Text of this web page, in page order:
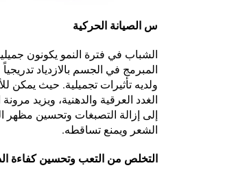
س الصيانة الحركية
الشباب في فترة النمو يكونون
المبرمج في الجسم بالازدياد
ولديه تأثيرات تجميلية. حيث يمكن
الغدد العرقية والدهنية، ويزيد
إلى إزالة التصبغات وتحسين مظهر
الشعر ويمنع تساقطه.
التخلص من التعب وتحسين كفاءة